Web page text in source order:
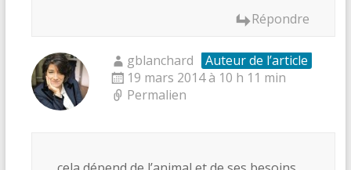
Répondre
gblanchard
Auteur de l’article
19 mars 2014 à 10 h 11 min
Permalien